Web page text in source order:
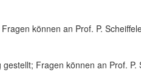
können an Prof. P.
Fragen können an Prof. P.